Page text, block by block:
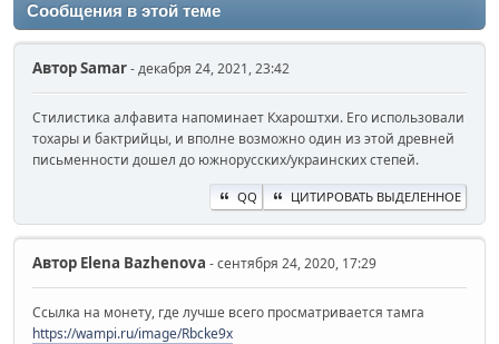
Сообщения в этой теме
АвторSamаr- декабря 24, 2021, 23:42
Стилистика алфавита напоминает Кхароштхи. Его использовали
тохары и бактрийцы, и вполне возможно один из этой древней
письменности дошел до южнорусских/украинских степей.
QQ ЦИТИРОВАТЬ ВЫДЕЛЕННОЕ
Автор Elena Bazhenova - сентября 24, 2020, 17:29
Ссылка на монету, где лучше всего просматривается тамга
https://wampi.ru/image/Rbcke9x